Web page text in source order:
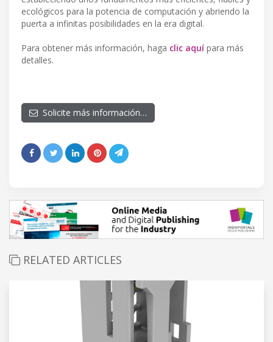
ecológicos para la potencia de computación y abriendo la
puerta a infinitas posibilidades en la era digital.
Para obtener más información, haga clic aquí para más
detalles.
Solicite más información…
RELATED ARTICLES